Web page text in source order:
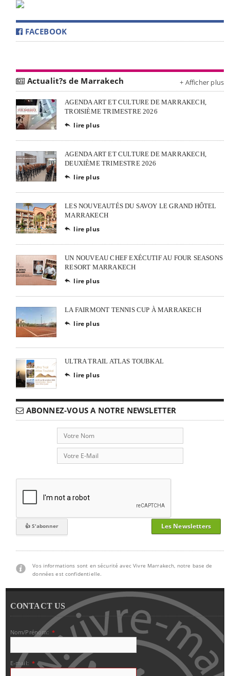
FACEBOOK
Actualit?s de Marrakech + Afficher plus
AGENDA ART ET CULTURE DE MARRAKECH,
TROISIÈME TRIMESTRE 2026
 lire plus
AGENDA ART ET CULTURE DE MARRAKECH,
DEUXIÈME TRIMESTRE 2026
 lire plus
LES NOUVEAUTÉS DU SAVOY LE GRAND HÔTEL
MARRAKECH
 lire plus
UN NOUVEAU CHEF EXÉCUTIF AU FOUR SEASONS
RESORT MARRAKECH
 lire plus
LA FAIRMONT TENNIS CUP À MARRAKECH
 lire plus
ULTRA TRAIL ATLAS TOUBKAL
 lire plus
ABONNEZ-VOUS A NOTRE NEWSLETTER
Les Newsletters
Vos informations sont en sécurité avec Vivre Marrakech, notre base de
données est confidentielle.
CONTACT US
Nom/Prénom: *
E-mail: *